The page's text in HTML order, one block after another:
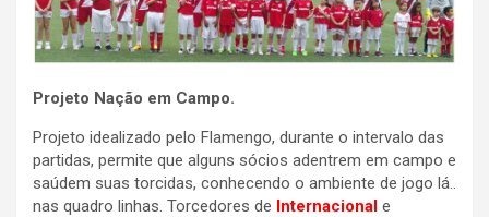
Projeto Nação em Campo.
Projeto idealizado pelo Flamengo, durante o intervalo das
partidas, permite que alguns sócios adentrem em campo e
saúdem suas torcidas, conhecendo o ambiente de jogo lá..
nas quadro linhas. Torcedores de Internacional e